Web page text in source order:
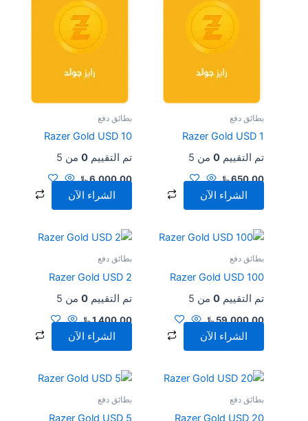
بطائق دفع
Razer Gold USD 1
تم التقييم 0من 5
650.00﷼
الشراء الآن
بطائق دفع
Razer Gold USD 10
تم التقييم 0من 5
6,000.00﷼
الشراء الآن
بطائق دفع
Razer Gold USD 100
تم التقييم 0من 5
59,000.00﷼
الشراء الآن
بطائق دفع
Razer Gold USD 2
تم التقييم 0من 5
1,400.00﷼
الشراء الآن
بطائق دفع
Razer Gold USD 20
بطائق دفع
Razer Gold USD 5